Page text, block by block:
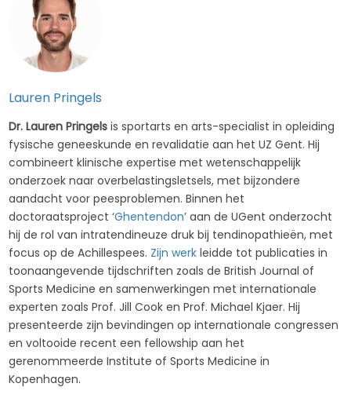
Lauren Pringels
Dr. Lauren Pringels is sportarts en arts-specialist in opleiding
fysische geneeskunde en revalidatie aan het UZ Gent. Hij
combineert klinische expertise met wetenschappelijk
onderzoek naar overbelastingsletsels, met bijzondere
aandacht voor peesproblemen. Binnen het
doctoraatsproject ‘Ghentendon’ aan de UGent onderzocht
hij de rol van intratendineuze druk bij tendinopathieën, met
focus op de Achillespees. Zijn werk leidde tot publicaties in
toonaangevende tijdschriften zoals de British Journal of
Sports Medicine en samenwerkingen met internationale
experten zoals Prof. Jill Cook en Prof. Michael Kjaer. Hij
presenteerde zijn bevindingen op internationale congressen
en voltooide recent een fellowship aan het
gerenommeerde Institute of Sports Medicine in
Kopenhagen.